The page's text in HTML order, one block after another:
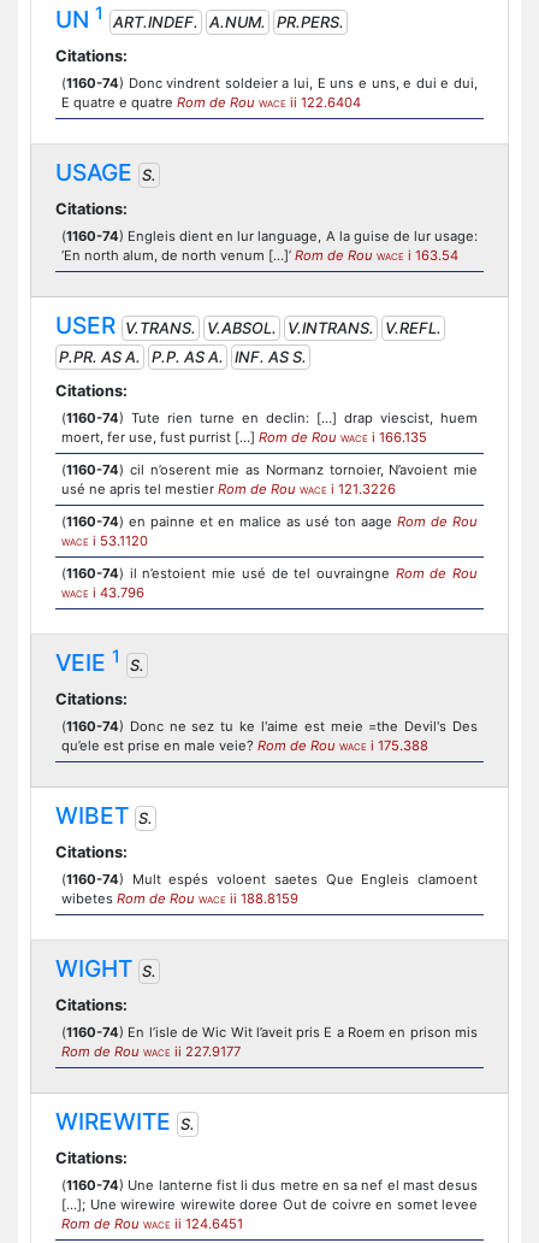
UN 1 ART.INDEF. A.NUM.
PR.PERS.
Citations:
(1160-74) Donc vindrent soldeier a lui, E uns e uns, e dui e dui,
E quatre e quatre Rom de Rou WACE ii 122.6404
USAGE S.
Citations:
(1160-74) Engleis dient en lur language, A la guise de lur usage:
‘En north alum, de north venum [...]’ Rom de Rou WACE i 163.54
USER V.TRANS. V.ABSOL. V.INTRANS.
V.REFL.
P.PR. AS A.
P.P. AS A.
INF. AS S.
Citations:
(1160-74) Tute rien turne en declin: [...] drap viescist, huem
moert, fer use, fust purrist [...] Rom de Rou WACE i 166.135
(1160-74) cil n’oserent mie as Normanz tornoier, N’avoient mie
usé ne apris tel mestier Rom de Rou WACE i 121.3226
(1160-74) en painne et en malice as usé ton aage Rom de Rou
WACE i 53.1120
(1160-74) il n’estoient mie usé de tel ouvraingne Rom de Rou
WACE i 43.796
VEIE 1
S.
Citations:
(1160-74) Donc ne sez tu ke l'aime est meie =the Devil's Des
qu’ele est prise en male veie? Rom de Rou WACE i 175.388
WIBET S.
Citations:
(1160-74) Mult espés voloent saetes Que Engleis clamoent
wibetes Rom de Rou WACE ii 188.8159
WIGHT S.
Citations:
(1160-74) En l’isle de Wic Wit l’aveit pris E a Roem en prison mis
Rom de Rou WACE ii 227.9177
WIREWITE S.
Citations:
(1160-74) Une lanterne fist li dus metre en sa nef el mast desus
[...]; Une wirewire wirewite doree Out de coivre en somet levee
Rom de Rou WACE ii 124.6451